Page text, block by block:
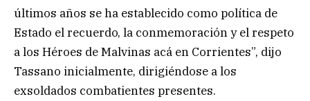
últimos años se ha establecido como política de
Estado el recuerdo, la conmemoración y el respeto
a los Héroes de Malvinas acá en Corrientes”, dijo
Tassano inicialmente, dirigiéndose a los
exsoldados combatientes presentes.